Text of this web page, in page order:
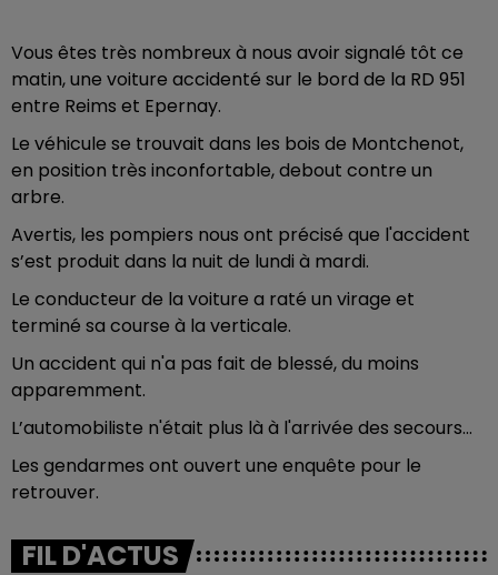
Vous êtes très nombreux à nous avoir signalé tôt ce
matin, une voiture accidenté sur le bord de la RD 951
entre Reims et Epernay.
Le véhicule se trouvait dans les bois de Montchenot,
en position très inconfortable, debout contre un
arbre.
Avertis, les pompiers nous ont précisé que l'accident
s’est produit dans la nuit de lundi à mardi.
Le conducteur de la voiture a raté un virage et
terminé sa course à la verticale.
Un accident qui n'a pas fait de blessé, du moins
apparemment.
L’automobiliste n'était plus là à l'arrivée des secours…
Les gendarmes ont ouvert une enquête pour le
retrouver.
FIL D'ACTUS